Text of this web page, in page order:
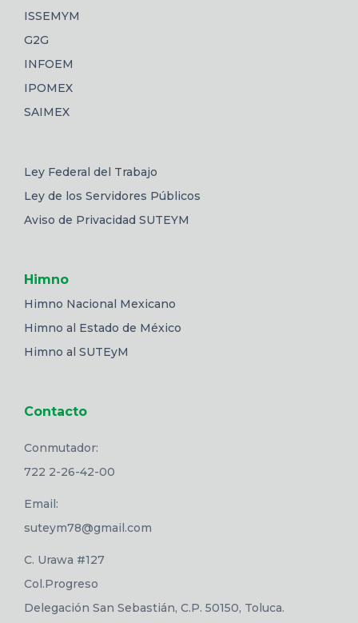
ISSEMYM
G2G
INFOEM
IPOMEX
SAIMEX
Ley Federal del Trabajo
Ley de los Servidores Públicos
Aviso de Privacidad SUTEYM
Himno
Himno Nacional Mexicano
Himno al Estado de México
Himno al SUTEyM
Contacto
Conmutador:
722 2-26-42-00
Email:
suteym78@gmail.com
C. Urawa #127
Col.Progreso
Delegación San Sebastián, C.P. 50150, Toluca.